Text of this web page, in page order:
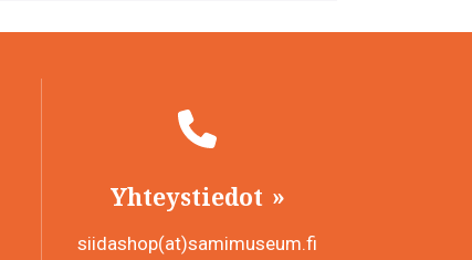
Yhteystiedot
siidashop(at)samimuseum.fi